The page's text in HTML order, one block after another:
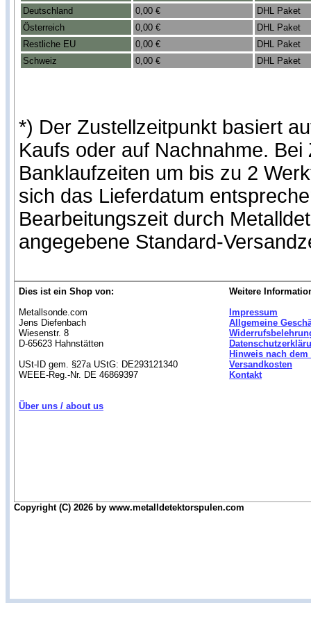
Deutschland
0,00 €
DHL Paket
Österreich
0,00 €
DHL Paket
Restliche EU
0,00 €
DHL Paket
Schweiz
0,00 € DHL Paket
*) Der Zustellzeitpunkt basiert
Kaufs oder auf Nachnahme.
Banklaufzeiten um bis zu 2
sich das Lieferdatum
Bearbeitungszeit durch
angegebene Standard-
Dies ist ein Shop von:
Metallsonde.com
Jens Diefenbach
Wiesenstr. 8
D-65623 Hahnstätten
USt-ID gem. §27a UStG: DE293121340
WEEE-Reg.-Nr. DE 46869397
Über uns / about us
Weitere
Impressum
Allgemeine
Hinweis nach
Versandkosten
Kontakt
Copyright (C) 2026 by www.metalldetektorspulen.com